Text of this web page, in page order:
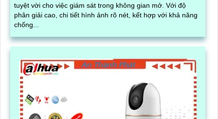
tuyệt vời cho việc giám sát trong không gian mở. Với độ
phân giải cao, chi tiết hình ảnh rõ nét, kết hợp với khả năng
chống...